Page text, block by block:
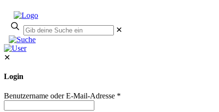
✕
✕
Login
Benutzername oder E-Mail-Adresse *